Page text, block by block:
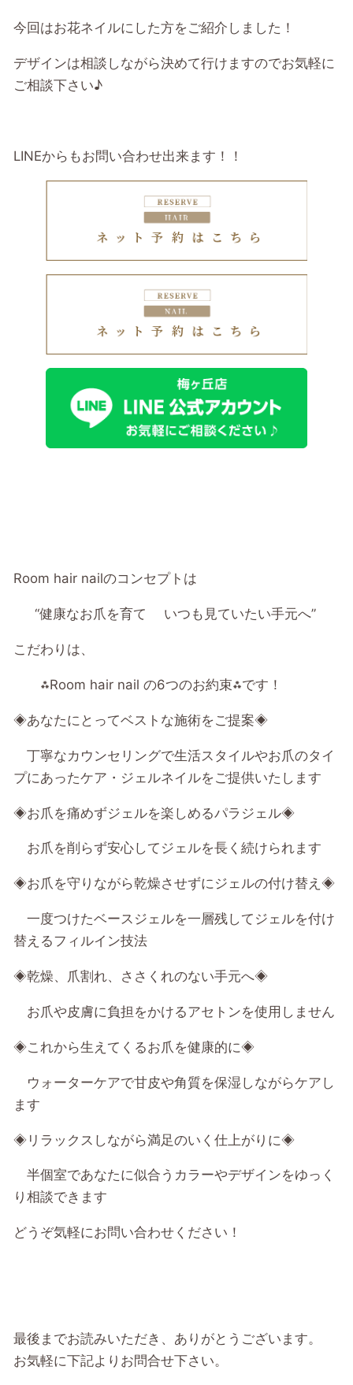
今回はお花ネイルにした方をご紹介しました！
デザインは相談しながら決めて行けますのでお気軽に
ご相談下さい♪
LINEからもお問い合わせ出来ます！！
Room hair nailのコンセプトは
“健康なお爪を育て いつも見ていたい手元へ”
こだわりは、
⁂Room hair nail の6つのお約束⁂です！
◈あなたにとってベストな施術をご提案◈
丁寧なカウンセリングで生活スタイルやお爪のタイ
プにあったケア・ジェルネイルをご提供いたします
◈お爪を痛めずジェルを楽しめるパラジェル◈
お爪を削らず安心してジェルを長く続けられます
◈お爪を守りながら乾燥させずにジェルの付け替え◈
一度つけたベースジェルを一層残してジェルを付け
替えるフィルイン技法
◈乾燥、爪割れ、ささくれのない手元へ◈
お爪や皮膚に負担をかけるアセトンを使用しません
◈これから生えてくるお爪を健康的に◈
ウォーターケアで甘皮や角質を保湿しながらケアし
ます
◈リラックスしながら満足のいく仕上がりに◈
半個室であなたに似合うカラーやデザインをゆっく
り相談できます
どうぞ気軽にお問い合わせください！
最後までお読みいただき、ありがとうございます。
お気軽に下記よりお問合せ下さい。